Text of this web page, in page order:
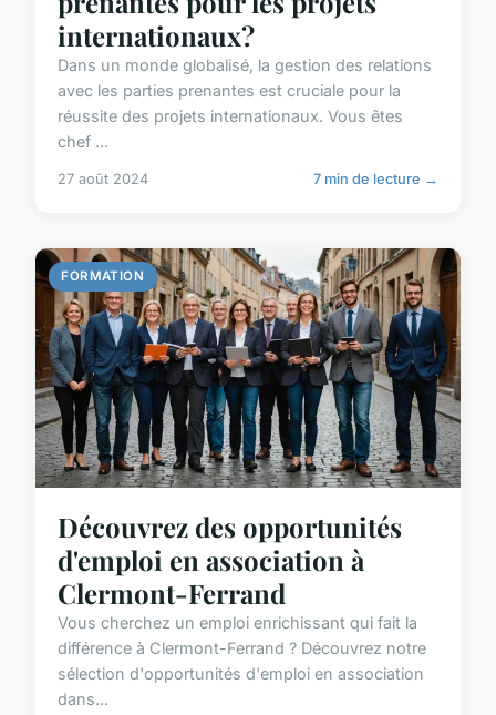
internationaux?
Dans un monde globalisé, la gestion des relations
avec les parties prenantes est cruciale pour la
réussite des projets internationaux. Vous êtes
chef ...
27 août 2024 7 min de lecture →
FORMATION
Découvrez des opportunités
d'emploi en association à
Clermont-Ferrand
Vous cherchez un emploi enrichissant qui fait la
différence à Clermont-Ferrand ? Découvrez notre
sélection d'opportunités d'emploi en association
dans...